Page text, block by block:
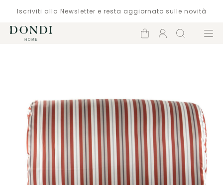
Iscriviti alla Newsletter e resta aggiornato sulle novità
Carrello
Account
Cerca Menù